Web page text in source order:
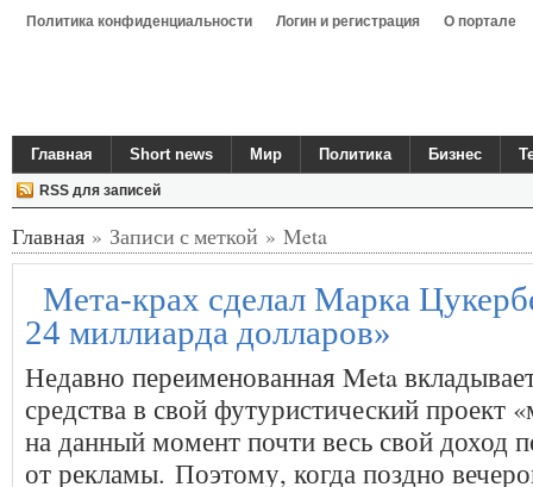
Политика конфиденциальности Логин и регистрация О портале
Главная Short news Мир Политика Бизнес
RSS для записей
Главная » Записи с меткой » Meta
Мета-крах сделал Марка
24 миллиарда долларов»
Недавно переименованная Meta
средства в свой футуристический проект
на данный момент почти весь свой доход
от рекламы. Поэтому, когда поздно